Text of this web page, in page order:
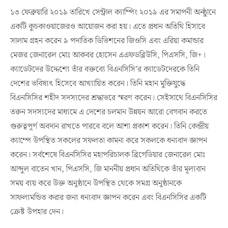
১৩ ফেব্রুয়ারি ২০১৯ তারিখে সেন্ট্রাল ক্যাম্পিং ২০১৯ এর সমাপনী অন্ষ্ঠুানে
একটি কুচকাওয়াজেরও আয়োজন করা হয়। এতে প্রধান অতিথি হিসাবে
সালাম গ্রহন করেন ৯ পদাতিক ডিভিশনের জিওসি এবং এরিয়া কমান্ডার
মেজর জেনারেল মোঃ আকবর হোসেন এএফডব্লিউসি, পিএসসি, জি+।
ক্যাডেটদের উদ্দেশ্যে তাঁর বক্তব্যে বিএনসিসি’র ক্যাডেটদেরকে তিনি
দেশের ভবিষ্যৎ হিসেবে আখ্যায়িত করেন। তিনি মহান মুক্তিযুদ্ধে
বিএনসিসির শহীদ সদস্যদের শ্রদ্ধাভরে স্মরণ করেন। সেইসাথে বিএনসিসির
তরুন সদস্যদের মাধ্যমে এ দেশের চলমান উন্নয়ন আরো বেগবান করতে
গুরুত্বপূর্ণ অবদান রাখতে পারবে বলে আশা প্রকাশ করেন। তিনি কেন্দ্রীয়
ক্যাম্পে উপস্থিত সকলের সফলতা কামনা করে সকলকে ধন্যবাদ জ্ঞাপন
করেন। সর্বশেষে বিএনসিসির মহাপরিচালক ব্রিগেডিয়ার জেনারেল মোঃ
আব্দুল বাতেন খান, পিএসসি, জি মাননীয় প্রধান অতিথিকে তাঁর মূল্যবান
সময় ব্যয় করে উক্ত অনুষ্ঠানে উপস্থিত থেকে সমগ্র অনুষ্ঠানকে
সাফল্যমন্ডিত করার জন্য ধন্যবাদ জ্ঞাপন করেন এবং বিএনসিসির একটি
ক্রেষ্ট উপহার দেন।